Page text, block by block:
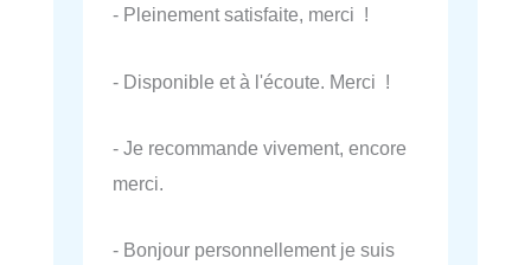
- Pleinement satisfaite, merci !
- Disponible et à l'écoute. Merci !
- Je recommande vivement, encore
merci.
- Bonjour personnellement je suis